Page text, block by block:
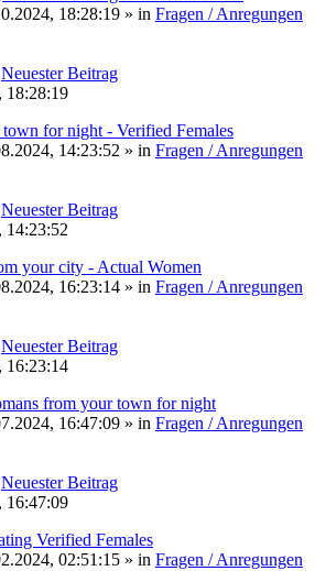
18:28:19 » in Fragen / Anregungen
Neuester Beitrag
18:28:19
for night - Verified Females
14:23:52 » in Fragen / Anregungen
Neuester Beitrag
14:23:52
your city - Actual Women
16:23:14 » in Fragen / Anregungen
Neuester Beitrag
16:23:14
from your town for night
16:47:09 » in Fragen / Anregungen
Neuester Beitrag
16:47:09
Verified Females
02:51:15 » in Fragen / Anregungen